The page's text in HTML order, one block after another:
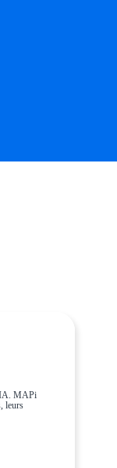
IA. MAPi
leurs